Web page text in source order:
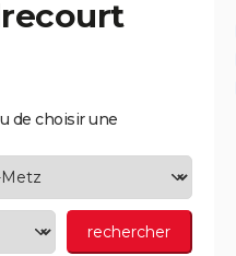
de choisir une